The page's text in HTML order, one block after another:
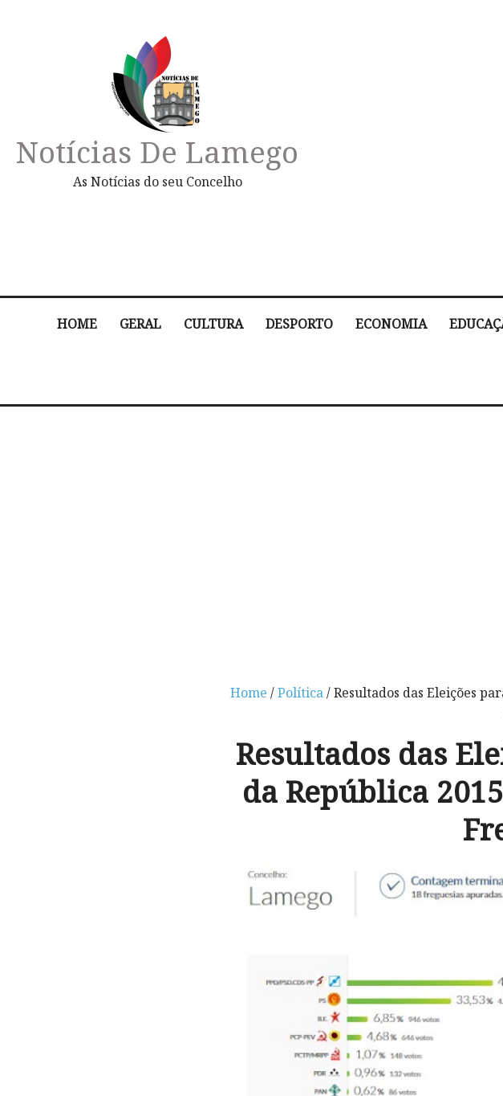
Notícias De Lamego
As Notícias do seu Concelho
HOME GERAL CULTURA DESPORTO ECONOMIA
Home /Política/ Resultados das Eleições
Resultados das
da República